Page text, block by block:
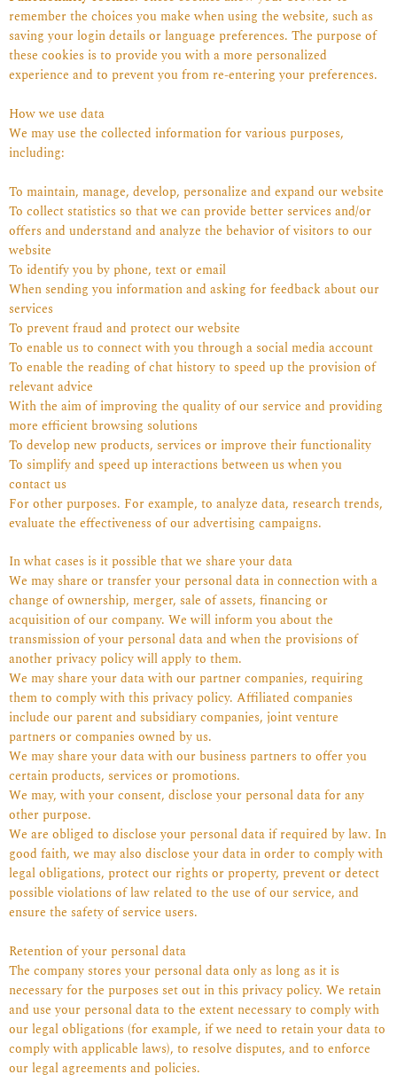
remember the choices you make when using the website, such as
saving your login details or language preferences. The purpose of
these cookies is to provide you with a more personalized
experience and to prevent you from re-entering your preferences.
How we use data
We may use the collected information for various purposes,
including:
To maintain, manage, develop, personalize and expand our website
To collect statistics so that we can provide better services and/or
offers and understand and analyze the behavior of visitors to our
website
To identify you by phone, text or email
When sending you information and asking for feedback about our
services
To prevent fraud and protect our website
To enable us to connect with you through a social media account
To enable the reading of chat history to speed up the provision of
relevant advice
With the aim of improving the quality of our service and providing
more efficient browsing solutions
To develop new products, services or improve their functionality
To simplify and speed up interactions between us when you
contact us
For other purposes. For example, to analyze data, research trends,
evaluate the effectiveness of our advertising campaigns.
In what cases is it possible that we share your data
We may share or transfer your personal data in connection with a
change of ownership, merger, sale of assets, financing or
acquisition of our company. We will inform you about the
transmission of your personal data and when the provisions of
another privacy policy will apply to them.
We may share your data with our partner companies, requiring
them to comply with this privacy policy. Affiliated companies
include our parent and subsidiary companies, joint venture
partners or companies owned by us.
We may share your data with our business partners to offer you
certain products, services or promotions.
We may, with your consent, disclose your personal data for any
other purpose.
We are obliged to disclose your personal data if required by law. In
good faith, we may also disclose your data in order to comply with
legal obligations, protect our rights or property, prevent or detect
possible violations of law related to the use of our service, and
ensure the safety of service users.
Retention of your personal data
The company stores your personal data only as long as it is
necessary for the purposes set out in this privacy policy. We retain
and use your personal data to the extent necessary to comply with
our legal obligations (for example, if we need to retain your data to
comply with applicable laws), to resolve disputes, and to enforce
our legal agreements and policies.